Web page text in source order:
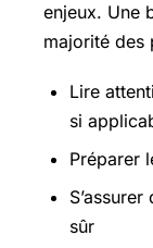
enjeux. Une
majorité des
Lire
si
Préparer
sûr